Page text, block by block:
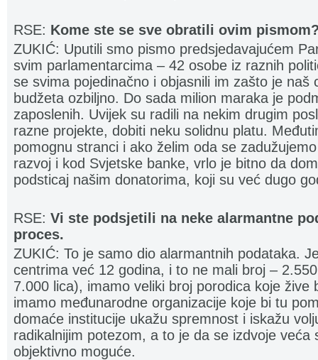
RSE: Kome ste se sve obratili ovim
ZUKIĆ: Uputili smo pismo predsjedavajućem
svim parlamentarcima – 42 osobe iz raznih
se svima pojedinačno i objasnili im zašto je naš
budžeta ozbiljno. Do sada milion maraka je
zaposlenih. Uvijek su radili na nekim drugim
razne projekte, dobiti neku solidnu platu.
pomognu stranci i ako želim oda se
razvoj i kod Svjetske banke, vrlo je bitno da
podsticaj našim donatorima, koji su već dugo
RSE: Vi ste podsjetili na neke alarmantne
proces.
ZUKIĆ: To je samo dio alarmantnih podataka.
centrima već 12 godina, i to ne mali broj –
7.000 lica), imamo veliki broj porodica koje žive
imamo međunarodne organizacije koje bi tu
domaće institucije ukažu spremnost i iskažu
radikalnijim potezom, a to je da se izdvoje
objektivno moguće.